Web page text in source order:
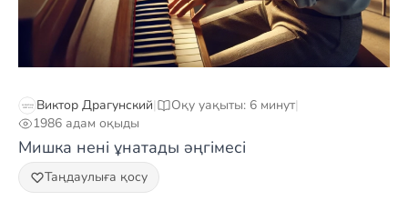
Виктор Драгунский| Оқу уақыты: 6 минут|
1986 адам оқыды
Мишка нені ұнатады әңгімесі
Таңдаулыға қосу